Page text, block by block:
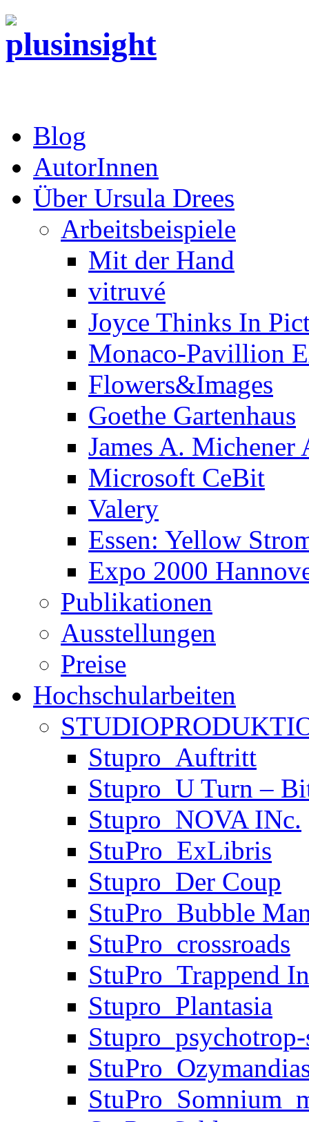
Blog
AutorInnen
Über Ursula Drees
Arbeitsbeispiele
Mit der Hand
vitruvé
Joyce Thinks In
Monaco-Pavillion
Flowers&Images
Goethe Gartenhaus
James A. Michener
Microsoft CeBit
Valery
Essen: Yellow
Expo 2000
Publikationen
Ausstellungen
Preise
Hochschularbeiten
Stupro_Auftritt
Stupro_U Turn –
Stupro_NOVA INc.
StuPro_ExLibris
Stupro_Der Coup
StuPro_Bubble
StuPro_crossroads
StuPro_Trappend
Stupro_Plantasia